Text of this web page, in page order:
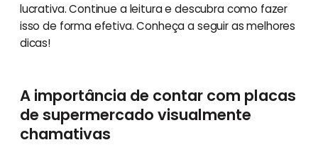
lucrativa. Continue a leitura e descubra como fazer
isso de forma efetiva. Conheça a seguir as melhores
dicas!
A importância de contar com placas
de supermercado visualmente
chamativas